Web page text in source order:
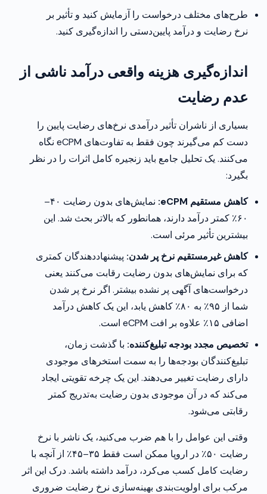
طرح‌های مختلف درخواست را آزمایش کنید و تأثیر بر
نرخ رضایت و درآمد پایین‌دستی را اندازه‌گیری کنید.
اندازه‌گیری هزینه واقعی درآمد ناشی از
عدم رضایت
بسیاری از ناشران تأثیر درآمدی نرخ‌های رضایت پایین را
دست کم می‌گیرند چون فقط به تفاوت‌های eCPM نگاه
می‌کنند. یک تحلیل جامع باید زنجیره کامل اثرات را در نظر
بگیرد:
کاهش مستقیم eCPM:
نمایش‌های بدون رضایت ۴۰–
۶۰٪ کمتر درآمد دارند، همانطور که بالاتر بحث شد. این
بیشترین تأثیر مرئی است.
کاهش غیرمستقیم نرخ پر شدن: پیشنهاددهندگان کمتری
که برای نمایش‌های بدون رضایت رقابت می‌کنند یعنی
درخواست‌های آگهی پر نشده بیشتر. اگر نرخ پر شدن
شما از ۹۵٪ به ۸۰٪ کاهش یابد، این یک کاهش درآمد
اضافی ۱۵٪ علاوه بر افت eCPM است.
تخصیص مجدد بودجه تبلیغ‌کننده: با گذشت زمان،
تبلیغ‌کنندگان بودجه‌ها را به سمت استخرهای موجودی
دارای رضایت تغییر می‌دهند. این یک چرخه تقویتی ایجاد
می‌کند که در آن موجودی بدون رضایت به‌تدریج کمتر
رقابتی می‌شود.
وقتی این عوامل را با هم ضرب می‌کنید، یک ناشر با نرخ
رضایت ۵۰٪ در اروپا ممکن است فقط ۳۵–۴۵٪ از آنچه با
رضایت کامل کسب می‌کرد، درآمد داشته باشد. درک این اثر
مرکب برای اولویت‌بندی بهینه‌سازی نرخ رضایت ضروری